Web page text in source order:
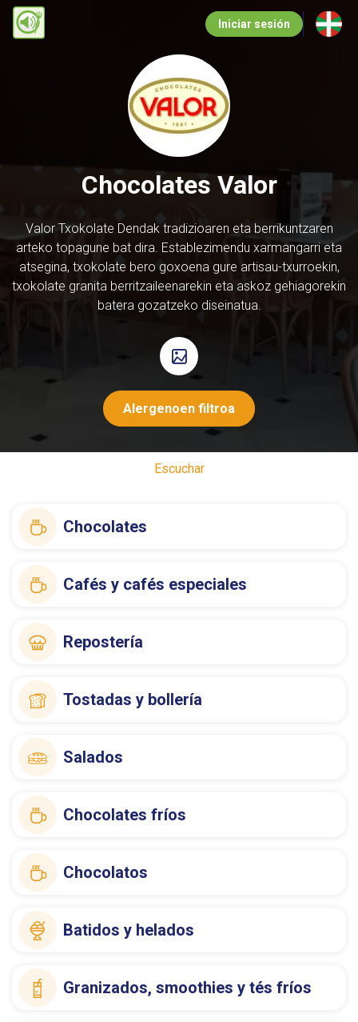
Pasar
Iniciar sesión
Chocolates Valor
Valor Txokolate Dendak tradizioaren eta berrikuntzaren
arteko topagune bat dira. Establezimendu xarmangarri eta
atsegina, txokolate bero goxoena gure artisau-txurroekin,
txokolate granita berritzaileenarekin eta askoz gehiagorekin
batera gozatzeko diseinatua.
Alergenoen filtroa
Escuchar
Chocolates
Cafés y cafés especiales
Repostería
Tostadas y bollería
Salados
Chocolates fríos
Chocolatos
Batidos y helados
Granizados, smoothies y tés fríos